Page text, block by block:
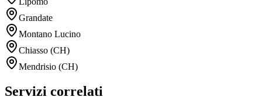
Grandate
Montano Lucino
Chiasso (CH)
Mendrisio (CH)
Servizi correlati